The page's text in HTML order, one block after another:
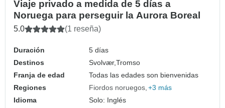
Viaje privado a medida de 5 días a
Noruega para perseguir la Aurora Boreal
5.0 (1 reseña)
Duración
5 días
Destinos
Svolvær,Tromso
Franja de edad
Todas las edades son bienvenidas
Regiones
Fiordos noruegos +3 más
Idioma
Solo: Inglés